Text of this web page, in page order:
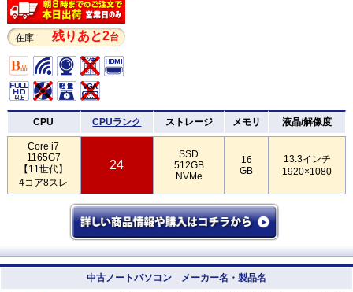
在庫 残りあと2台
CPU CPUランク ストレージ メモリ 液晶/解像度
Core i7
1165G7
【11世代】
4コア8スレ
24
SSD
512GB
NVMe
16
GB
13.3インチ
1920×1080
中古ノートパソコン メーカー名・製品名